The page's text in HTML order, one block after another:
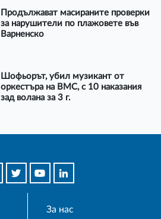
Продължават масираните проверки
за нарушители по плажовете във
Варненско
Шофьорът, убил музикант от
оркестъра на ВМС, с 10 наказания
зад волана за 3 г.
За нас